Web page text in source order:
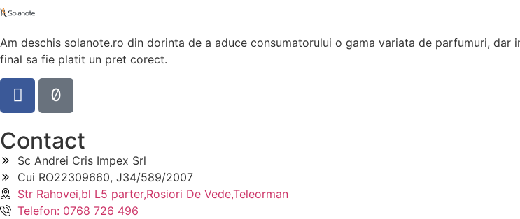
Am deschis solanote.ro din dorinta de a aduce consumatorului o gama variata de parfumuri,
final sa fie platit un pret corect.
Contact
Sc Andrei Cris Impex Srl
Cui RO22309660, J34/589/2007
Str Rahovei,bl L5 parter,Rosiori De Vede,Teleorman
Telefon: 0768 726 496